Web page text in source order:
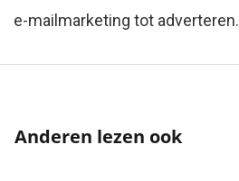
e-mailmarketing tot adverteren.
Anderen lezen ook